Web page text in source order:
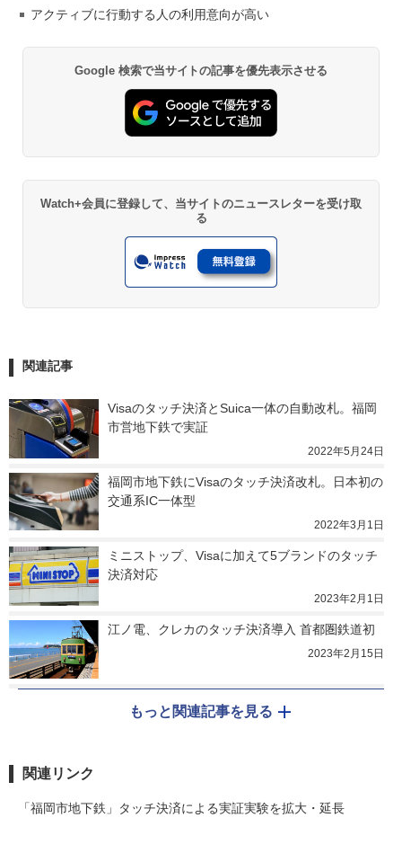
アクティブに行動する人の利用意向が高い
Google 検索で当サイトの記事を優先表示させる
Watch+会員に登録して、当サイトのニュースレターを受け取
る
関連記事
Visaのタッチ決済とSuica一体の自動改札。福岡
市営地下鉄で実証
2022年5月24日
福岡市地下鉄にVisaのタッチ決済改札。日本初の
交通系IC一体型
2022年3月1日
ミニストップ、Visaに加えて5ブランドのタッチ
決済対応
2023年2月1日
江ノ電、クレカのタッチ決済導入 首都圏鉄道初
2023年2月15日
もっと関連記事を見る
関連リンク
「福岡市地下鉄」タッチ決済による実証実験を拡大・延長